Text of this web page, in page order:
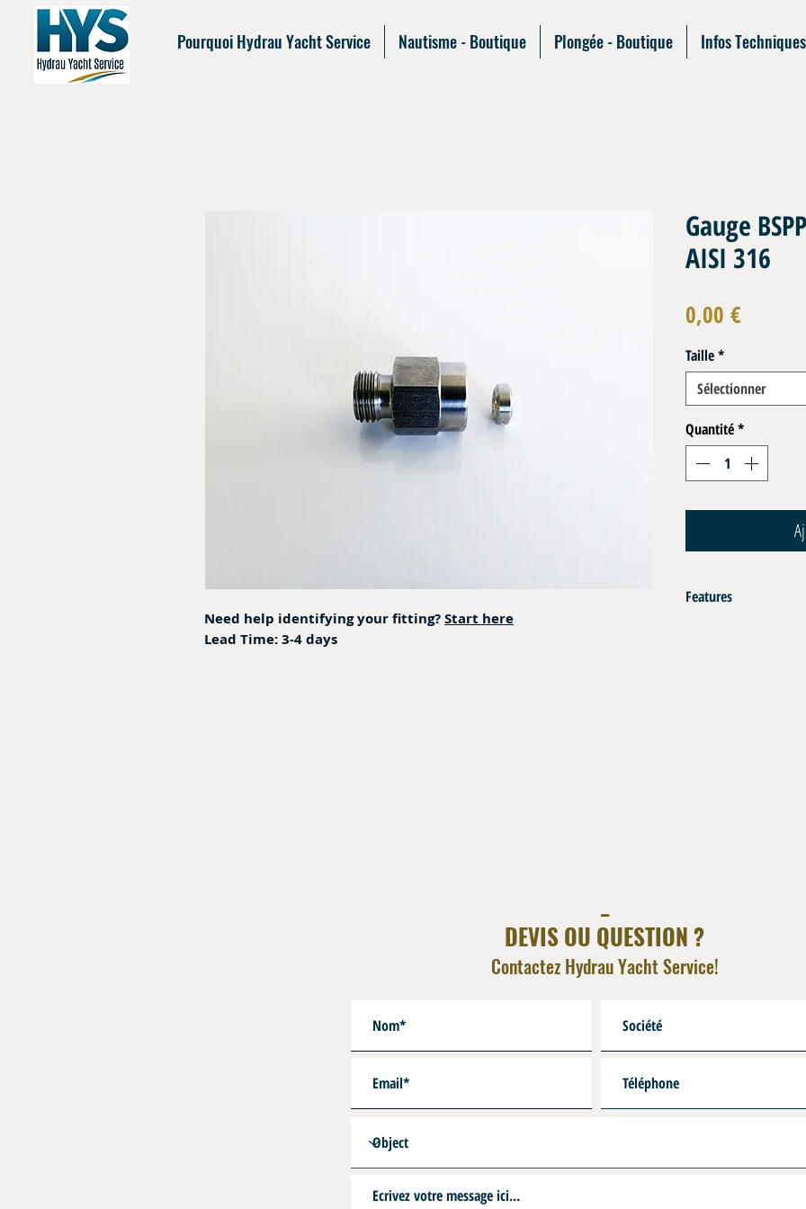
Pourquoi Hydrau Yacht Service Nautisme - Boutique Plongée - Boutique Infos Techniques
Need help identifying your fitting?Start here
Lead Time: 3-4 days
Gauge
AISI 316
0,00 €
Taille*
Sélectionner
Quantité*
Features
DEVIS OU QUESTION ?
Contactez Hydrau Yacht Service!